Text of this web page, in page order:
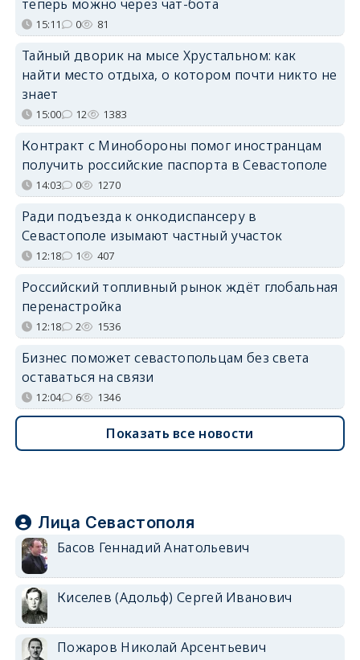
теперь можно через чат-бота
15:11 0 81
Тайный дворик на мысе Хрустальном: как
найти место отдыха, о котором почти никто не
знает
15:00 12 1383
Контракт с Минобороны помог иностранцам
получить российские паспорта в Севастополе
14:03 0 1270
Ради подъезда к онкодиспансеру в
Севастополе изымают частный участок
12:18 1 407
Российский топливный рынок ждёт глобальная
перенастройка
12:18 2 1536
Бизнес поможет севастопольцам без света
оставаться на связи
12:04 6 1346
Показать все новости
Лица Севастополя
Басов Геннадий Анатольевич
Киселев (Адольф) Сергей Иванович
Пожаров Николай Арсентьевич